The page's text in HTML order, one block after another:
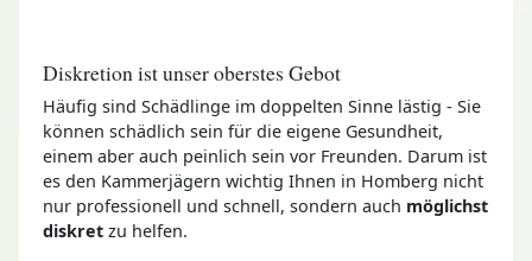
Diskretion ist unser oberstes Gebot
Häufig sind Schädlinge im doppelten Sinne lästig - Sie
können schädlich sein für die eigene Gesundheit,
einem aber auch peinlich sein vor Freunden. Darum ist
es den Kammerjägern wichtig Ihnen in Homberg nicht
nur professionell und schnell, sondern auch möglichst
diskret zu helfen.